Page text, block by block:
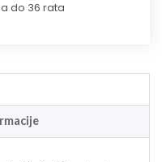
do 36 rata